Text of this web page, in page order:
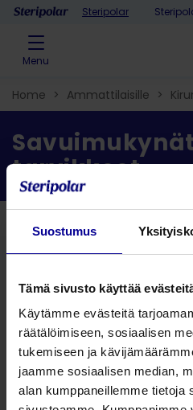
Suostumus
Tämä sivusto käyttää
Käytämme evästeitä
räätälöimiseen, sosiaalisen
tukemiseen ja
jaamme sosiaalisen median,
alan kumppaneillemme tietoja
Skip to contentSteripolar
Menu
Hae ratkaisu
Hae tuote
Home > Ammattilaisille >
savuimu > Savuimukynät ja
tarvikkeet​
Takaisin